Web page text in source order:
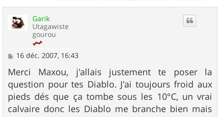
Garik
Utagawiste
gourou
M
s
s
a
g
e
16 déc. 2007, 16:43
Merci Maxou, j'allais justement te poser la
question pour tes Diablo. J'ai toujours froid aux
pieds dés que ça tombe sous les 10°C, un vrai
calvaire donc les Diablo me branche bien mais